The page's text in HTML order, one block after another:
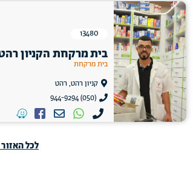
13480
בית מרקחת הקניון
בית מרקחת
קניון רהט, רהט
(050) 944-9294
לכל